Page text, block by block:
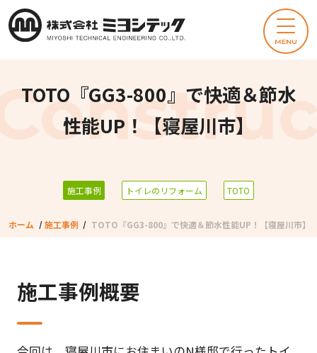
TOTO『GG3-800』で快適＆節水
性能UP！【寝屋川市】
施工事例 トイレのリフォーム TOTO
ホーム /施工事例 / TOTO『GG3-800』で快適＆節水性能UP！【寝屋川市】
施工事例概要